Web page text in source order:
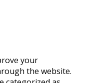
your
the website.